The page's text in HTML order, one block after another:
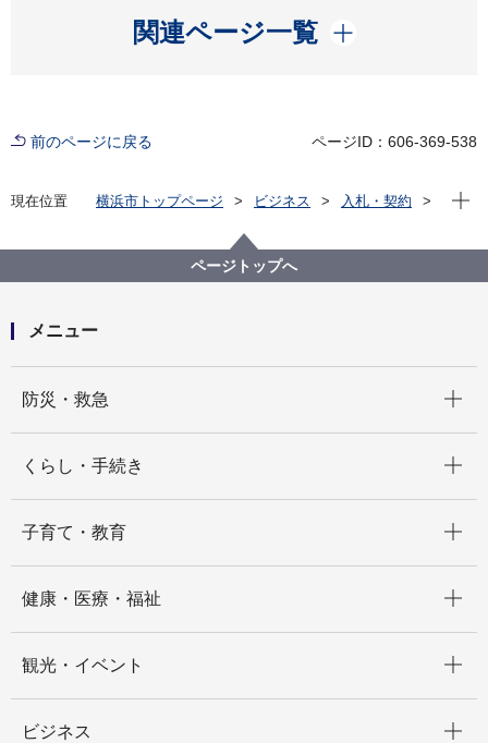
関連ページ一覧
開く
前のページに戻る ページID：606-369-538
現在位置 横浜市トップページ ビジネス
入札・契約
【入札結果掲載】【公募型指名競争入札】特別支援学
校就学奨励費システム開発業務委託
現在
ページトップへ
メニュー
防災・救急
くらし・手続き
子育て・教育
健康・医療・福祉
観光・イベント
ビジネス